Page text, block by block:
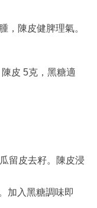
，陳皮健脾理氣。
皮 5克，黑糖適
留皮去籽。陳皮浸
加入黑糖調味即